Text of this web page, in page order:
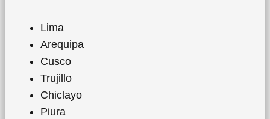
Lima
Arequipa
Cusco
Trujillo
Chiclayo
Piura